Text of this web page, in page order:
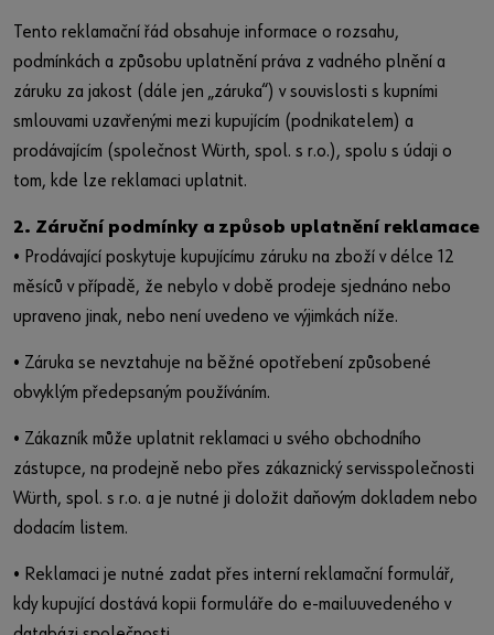
Tento reklamační řád obsahuje informace o rozsahu,
podmínkách a způsobu uplatnění práva z vadného plnění a
záruku za jakost (dále jen „záruka“) v souvislosti s kupními
smlouvami uzavřenými mezi kupujícím (podnikatelem) a
prodávajícím (společnost Würth, spol. s r.o.), spolu s údaji o
tom, kde lze reklamaci uplatnit.
2. Záruční podmínky a způsob uplatnění reklamace
• Prodávající poskytuje kupujícímu záruku na zboží v délce 12
měsíců v případě, že nebylo v době prodeje sjednáno nebo
upraveno jinak, nebo není uvedeno ve výjimkách níže.
• Záruka se nevztahuje na běžné opotřebení způsobené
obvyklým předepsaným používáním.
• Zákazník může uplatnit reklamaci u svého obchodního
zástupce, na prodejně nebo přes zákaznický servisspolečnosti
Würth, spol. s r.o. a je nutné ji doložit daňovým dokladem nebo
dodacím listem.
• Reklamaci je nutné zadat přes interní reklamační formulář,
kdy kupující dostává kopii formuláře do e-mailuuvedeného v